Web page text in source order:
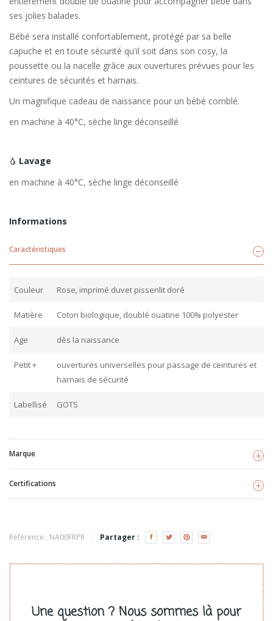
ses jolies balades.
Bébé sera installé confortablement, protégé par sa belle
capuche et en toute sécurité qu'il soit dans son cosy, la
poussette ou la nacelle grâce aux ouvertures prévues pour les
ceintures de sécurités et harnais.
Un magnifique cadeau de naissance pour un bébé comblé.
en machine à 40°C, sèche linge déconseillé
Lavage
en machine à 40°C, sèche linge déconseillé
Informations
Caractéristiques
Couleur Rose, imprimé duvet pissenlit doré
Matière Coton biologique, doublé ouatine 100% polyester
Age dès la naissance
Petit +
ouvertures universelles pour passage de ceintures et
harnais de sécurité
Labellisé GOTS
Marque
Voir les produits
Certifications
Référence : NA00FRPR Partager :
Une question ? Nous sommes là pour